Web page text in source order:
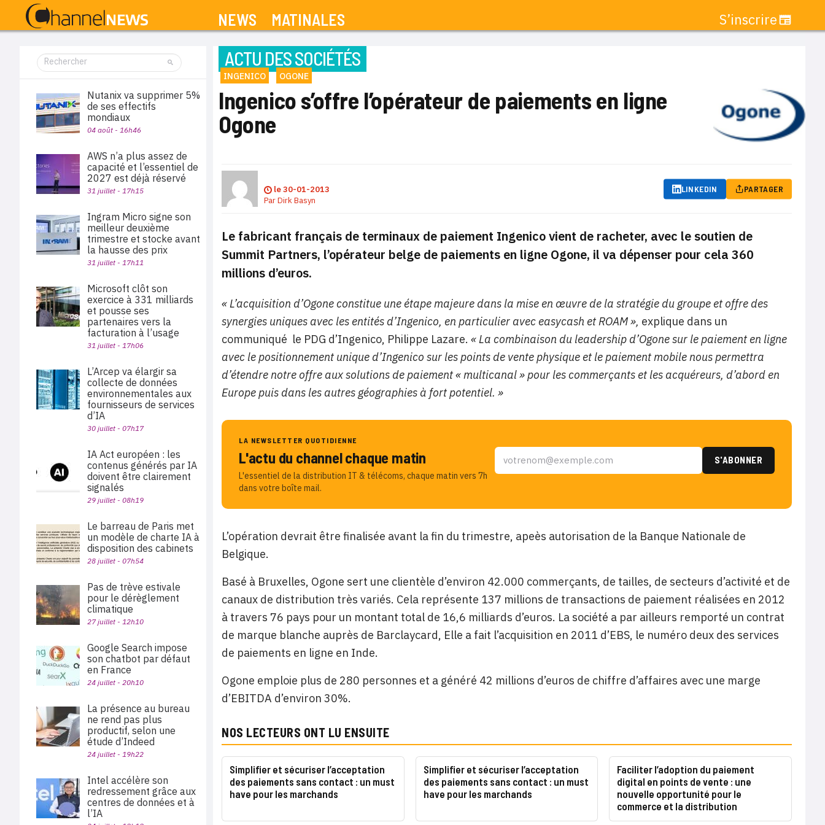
NEWS MATINALES S’inscrire
ACTU DES SOCIÉTÉS
INGENICO OGONE
Ingenico s’offre l’opérateur de paiements en ligne
Ogone
le30-01-2013
ParDirk Basyn
LINKEDIN PARTAGER
Le fabricant français de terminaux de paiement Ingenico vient de racheter, avec le soutien de
Summit Partners, l’opérateur belge de paiements en ligne Ogone, il va dépenser pour cela 360
millions d’euros.
« L’acquisition d’Ogone constitue une étape majeure dans la mise en œuvre de la stratégie du groupe et offre des
synergies uniques avec les entités d’Ingenico, en particulier avec easycash et ROAM », explique dans un
communiqué le PDG d’Ingenico, Philippe Lazare. « La combinaison du leadership d’Ogone sur le paiement en ligne
avec le positionnement unique d’Ingenico sur les points de vente physique et le paiement mobile nous permettra
d’étendre notre offre aux solutions de paiement « multicanal » pour les commerçants et les acquéreurs, d’abord en
Europe puis dans les autres géographies à fort potentiel. »
LA NEWSLETTER QUOTIDIENNE
L'actu du channel chaque matin
L'essentiel de la distribution IT & télécoms, chaque matin vers 7h
dans votre boîte mail.
L’opération devrait être finalisée avant la fin du trimestre, apeès autorisation de la Banque Nationale de
Belgique.
Basé à Bruxelles, Ogone sert une clientèle d’environ 42.000 commerçants, de tailles, de secteurs d’activité et de
canaux de distribution très variés. Cela représente 137 millions de transactions de paiement réalisées en 2012
à travers 76 pays pour un montant total de 16,6 milliards d’euros. La société a par ailleurs remporté un contrat
de marque blanche auprès de Barclaycard, Elle a fait l’acquisition en 2011 d’EBS, le numéro deux des services
de paiements en ligne en Inde.
Ogone emploie plus de 280 personnes et a généré 42 millions d’euros de chiffre d’affaires avec une marge
d’EBITDA d’environ 30%.
NOS LECTEURS ONT LU ENSUITE
Simplifier et sécuriser l’acceptation
des paiements sans contact : un must
have pour les marchands
Simplifier et sécuriser l’acceptation
des paiements sans contact : un must
have pour les marchands
Faciliter l’adoption du paiement
digital en points de vente : une
nouvelle opportunité pour le
commerce et la distribution
Nutanix va supprimer 5%
de ses effectifs
mondiaux
04 août - 16h46
AWS n’a plus assez de
capacité et l’essentiel de
2027 est déjà réservé
31 juillet - 17h15
Ingram Micro signe son
meilleur deuxième
trimestre et stocke avant
la hausse des prix
31 juillet - 17h11
Microsoft clôt son
exercice à 331 milliards
et pousse ses
partenaires vers la
facturation à l’usage
31 juillet - 17h06
L’Arcep va élargir sa
collecte de données
environnementales aux
fournisseurs de services
d’IA
30 juillet - 07h17
IA Act européen : les
contenus générés par IA
doivent être clairement
signalés
29 juillet - 08h19
Le barreau de Paris met
un modèle de charte IA à
disposition des cabinets
28 juillet - 07h54
Pas de trève estivale
pour le dérèglement
climatique
27 juillet - 12h10
Google Search impose
son chatbot par défaut
en France
24 juillet - 20h10
La présence au bureau
ne rend pas plus
productif, selon une
étude d’Indeed
24 juillet - 19h22
Intel accélère son
redressement grâce aux
centres de données et à
l’IA